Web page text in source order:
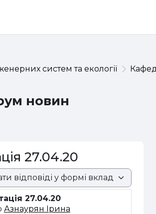
систем та екології
новин
курсу
27.04.20
27.04.20
Азнаурян Ірина
відповідей: 0